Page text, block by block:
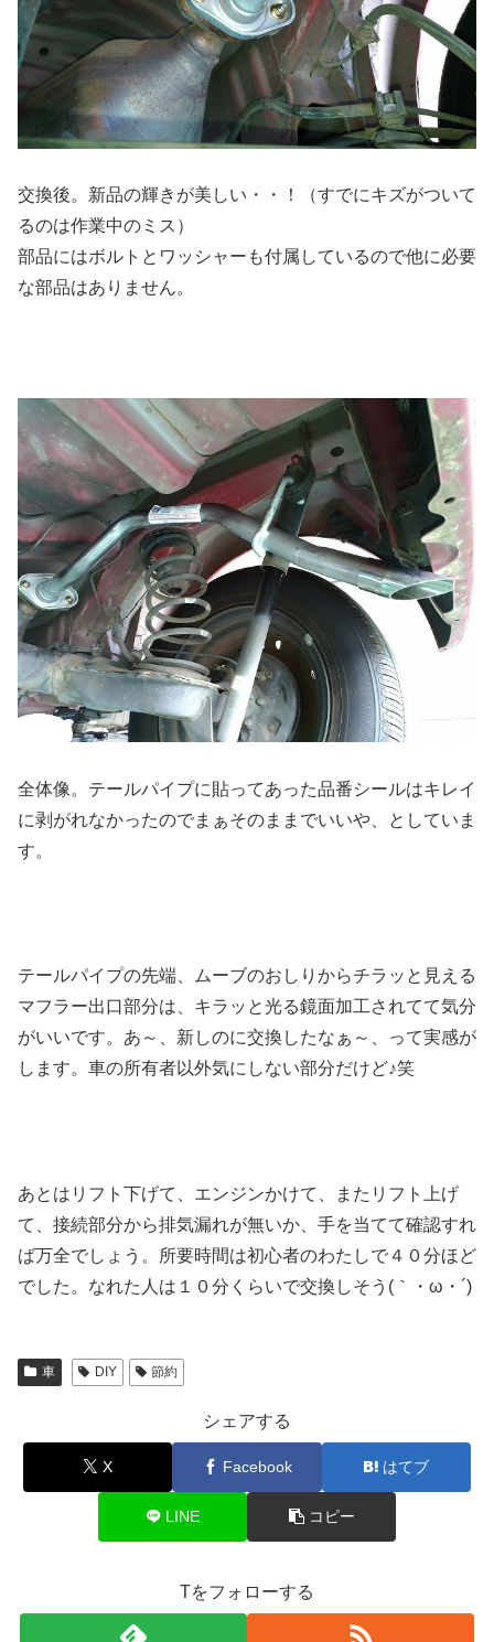
交換後。新品の輝きが美しい・・！（すでにキズがついて
るのは作業中のミス）
部品にはボルトとワッシャーも付属しているので他に必要
な部品はありません。
全体像。テールパイプに貼ってあった品番シールはキレイ
に剥がれなかったのでまぁそのままでいいや、としていま
す。
テールパイプの先端、ムーブのおしりからチラッと見える
マフラー出口部分は、キラッと光る鏡面加工されてて気分
がいいです。あ～、新しのに交換したなぁ～、って実感が
します。車の所有者以外気にしない部分だけど♪笑
あとはリフト下げて、エンジンかけて、またリフト上げ
て、接続部分から排気漏れが無いか、手を当てて確認すれ
ば万全でしょう。所要時間は初心者のわたしで４０分ほど
でした。なれた人は１０分くらいで交換しそう(｀・ω・´)
車 DIY 節約
シェアする
X Facebook はてブ
LINE コピー
Tをフォローする